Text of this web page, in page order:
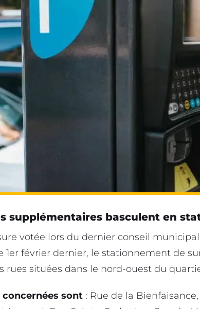
supplémentaires basculent en
votée lors du dernier conseil
1er février dernier, le stationnement de
rues situées dans le nord-ouest du
concernées sont : Rue de la